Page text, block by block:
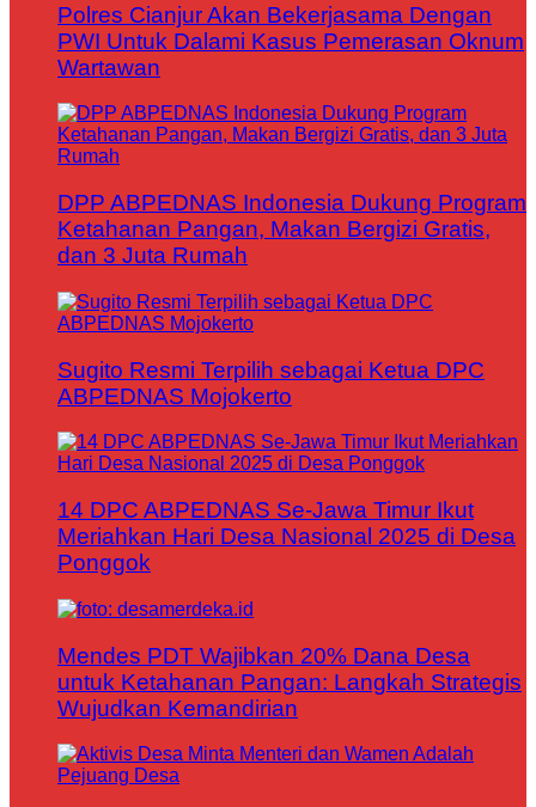
Polres Cianjur Akan Bekerjasama Dengan
PWI Untuk Dalami Kasus Pemerasan Oknum
Wartawan
DPP ABPEDNAS Indonesia Dukung Program
Ketahanan Pangan, Makan Bergizi Gratis,
dan 3 Juta Rumah
Sugito Resmi Terpilih sebagai Ketua DPC
ABPEDNAS Mojokerto
14 DPC ABPEDNAS Se-Jawa Timur Ikut
Meriahkan Hari Desa Nasional 2025 di Desa
Ponggok
Mendes PDT Wajibkan 20% Dana Desa
untuk Ketahanan Pangan: Langkah Strategis
Wujudkan Kemandirian